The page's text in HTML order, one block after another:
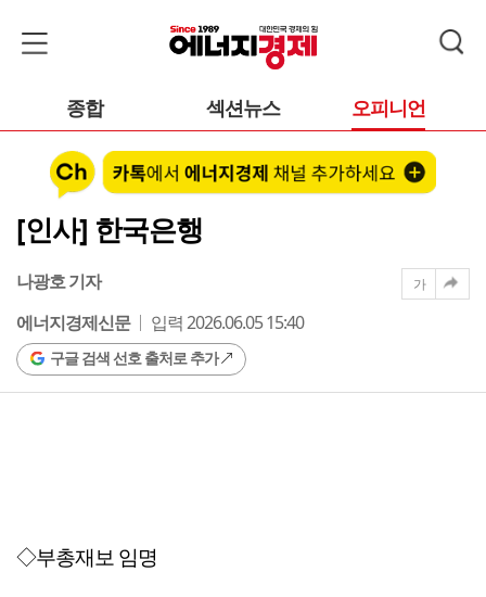
종합 섹션뉴스 오피니언
[인사] 한국은행
나광호 기자
에너지경제신문
입력 2026.06.05 15:40
구글 검색 선호 출처로 추가
가
◇부총재보 임명